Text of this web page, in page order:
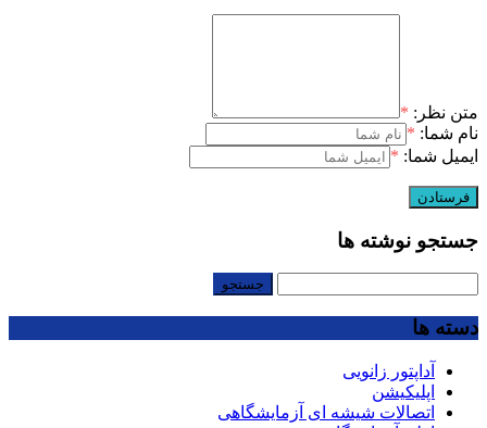
متن نظر: *
نام شما: *
ایمیل شما: *
جستجو نوشته ها
دسته ها
آداپتور زانویی
اپلیکیشن
اتصالات شیشه ای آزمایشگاهی